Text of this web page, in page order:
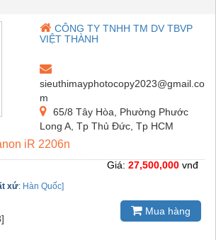
CÔNG TY TNHH TM DV TBVP
VIỆT THÀNH
sieuthimayphotocopy2023@gmail.co
m
65/8 Tây Hòa, Phường Phước
Long A, Tp Thủ Đức, Tp HCM
iR 2206n
xứ: Hàn Quốc]
Giá: 27,500,000 vnđ
Mua hàng